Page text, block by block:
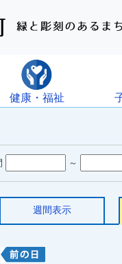
健康・福祉
～
週間表示